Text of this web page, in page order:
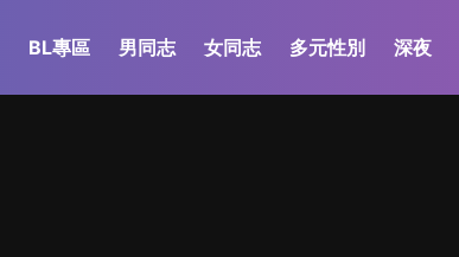
BL專區 男同志 女同志 多元性別 深夜